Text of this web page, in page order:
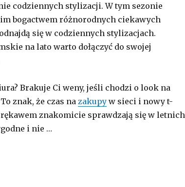
codziennych stylizacji. W tym sezonie
bogactwem różnorodnych ciekawych
się w codziennych stylizacjach.
na lato warto dołączyć do swojej
Brakuje Ci weny, jeśli chodzi o look na
znak, że czas na zakupyw sieci i nowy t-
znakomicie sprawdzają się w letnich
i nie …